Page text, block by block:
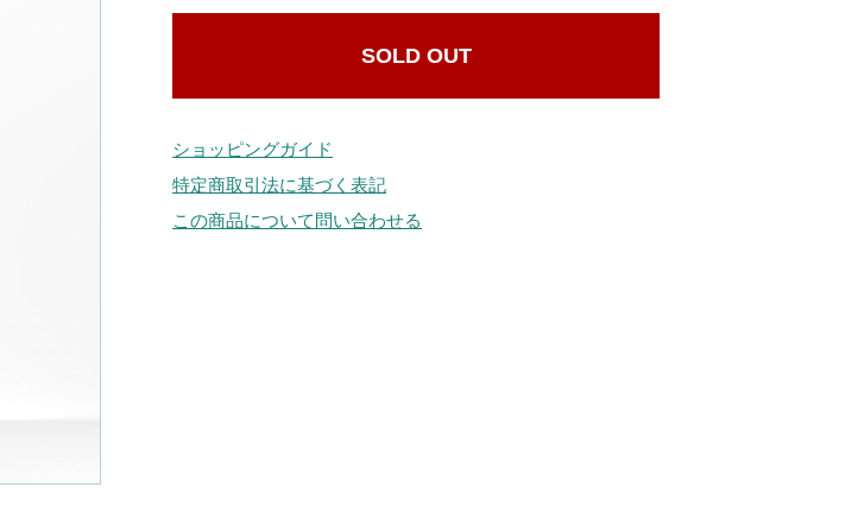
SOLD OUT
ショッピングガイド
特定商取引法に基づく表記
この商品について問い合わせる